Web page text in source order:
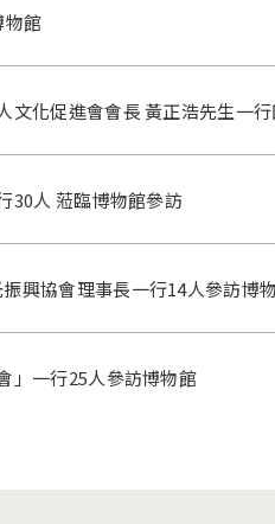
物館
文化促進會會長 黃正浩先生一
30人 蒞臨博物館參訪
興協會理事長一行14人參訪博
」一行25人參訪博物館